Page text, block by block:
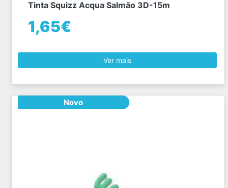
Tinta Squizz Acqua Salmão 3D-15m
1,65€
Ver mais
Novo